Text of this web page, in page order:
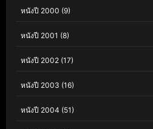
หนังปี 2000 (9)
หนังปี 2001 (8)
หนังปี 2002 (17)
หนังปี 2003 (16)
หนังปี 2004 (51)